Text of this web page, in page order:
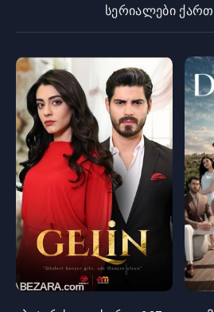
სერიალები